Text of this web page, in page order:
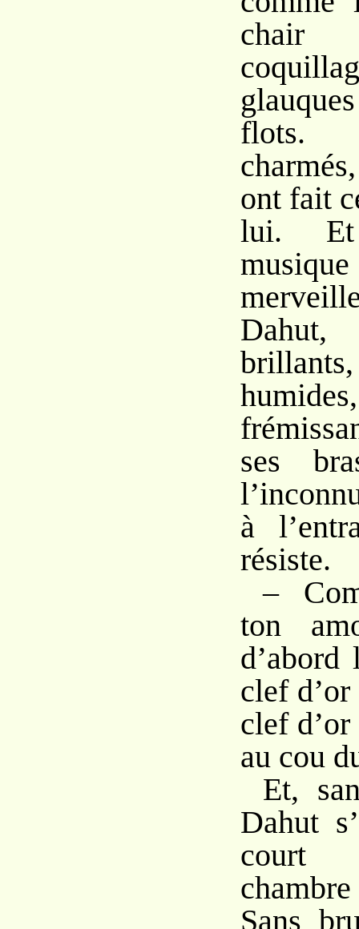
chair
flots.
ont fait
lui.
ses
à
résiste.
–
ton
clef d’or
clef
au cou
Et,
Dahut
court
Sans